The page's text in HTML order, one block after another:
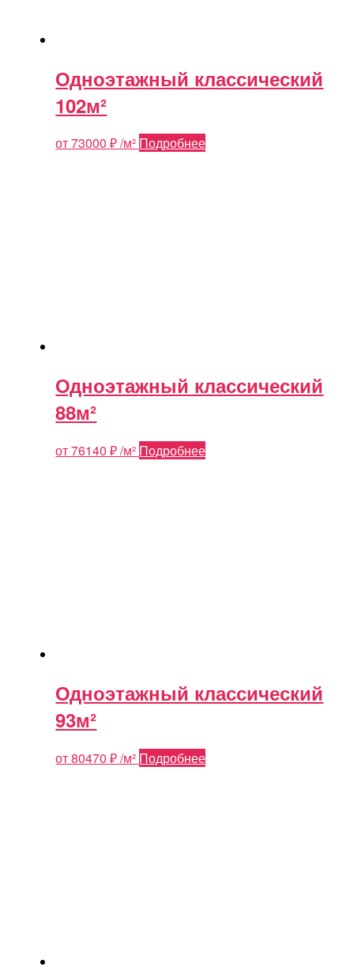
Одноэтажный классический
102м²
от73000₽/м² Подробнее
Одноэтажный классический
88м²
от76140₽/м² Подробнее
Одноэтажный классический
93м²
от80470₽/м² Подробнее